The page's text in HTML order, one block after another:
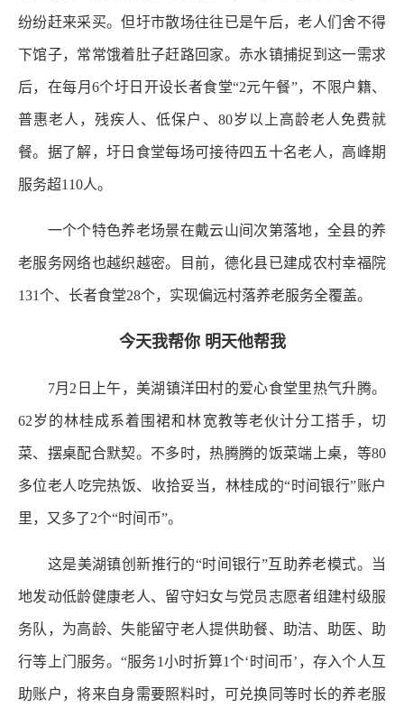
纷纷赶来采买。但圩市散场往往已是午后，老人们舍不得
下馆子，常常饿着肚子赶路回家。赤水镇捕捉到这一需求
后，在每月6个圩日开设长者食堂“2元午餐”，不限户籍、
普惠老人，残疾人、低保户、80岁以上高龄老人免费就
餐。据了解，圩日食堂每场可接待四五十名老人，高峰期
服务超110人。
一个个特色养老场景在戴云山间次第落地，全县的养
老服务网络也越织越密。目前，德化县已建成农村幸福院
131个、长者食堂28个，实现偏远村落养老服务全覆盖。
今天我帮你 明天他帮我
7月2日上午，美湖镇洋田村的爱心食堂里热气升腾。
62岁的林桂成系着围裙和林宽教等老伙计分工搭手，切
菜、摆桌配合默契。不多时，热腾腾的饭菜端上桌，等80
多位老人吃完热饭、收拾妥当，林桂成的“时间银行”账户
里，又多了2个“时间币”。
这是美湖镇创新推行的“时间银行”互助养老模式。当
地发动低龄健康老人、留守妇女与党员志愿者组建村级服
务队，为高龄、失能留守老人提供助餐、助洁、助医、助
行等上门服务。“服务1小时折算1个‘时间币’，存入个人互
助账户，将来自身需要照料时，可兑换同等时长的养老服